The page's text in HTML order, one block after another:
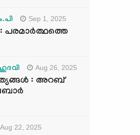
Sep 1, 2025
പരമാർത്ഥത്തെ
Aug 26, 2025
: അറബ്
Aug 22, 2025